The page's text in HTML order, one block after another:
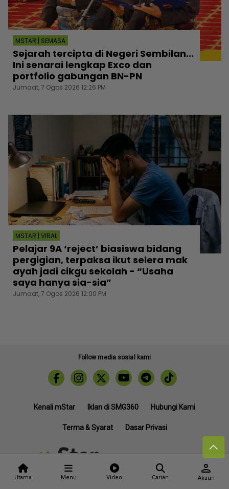
Utama Menu Video Carian
person
Akaun
MSTAR | SEMASA
Sejarah tercipta di Negeri Sembilan...
Ini senarai lengkap Exco dan
portfolio gabungan BN-PN
Jumaat, 7 Ogos 2026 12:26 PM
MSTAR | VIRAL
Pelajar 9A ‘reject’ biasiswa bidang
pergigian, terpaksa ikut selera mak
ayah jadi cikgu sekolah - “Usaha
saya hanya sia-sia”
Jumaat, 7 Ogos 2026 12:00 PM
Follow media sosial kami
Kenali mStar Iklan di SMG360 Hubungi Kami
Terma & Syarat Dasar Privasi
Lebih hot, viral dan sensasi